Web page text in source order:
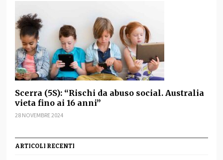
Scerra (5S): “Rischi da abuso social. Australia
vieta fino ai 16 anni”
28 NOVEMBRE 2024
ARTICOLI RECENTI